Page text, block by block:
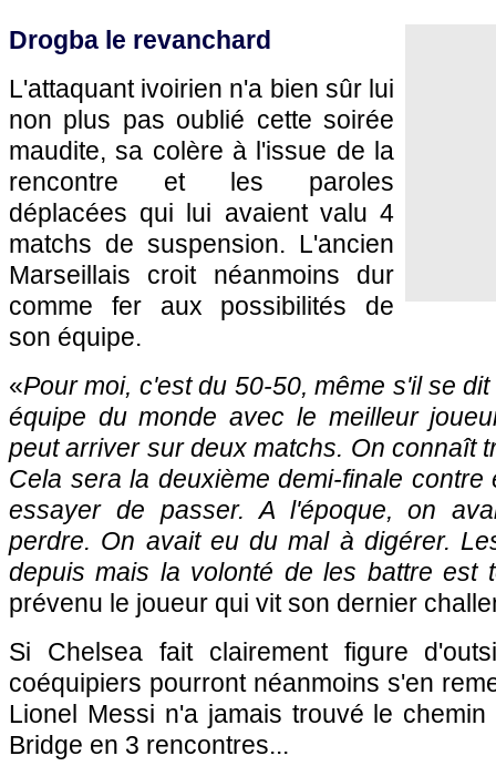
Drogba le revanchard
L'attaquant ivoirien n'a bien sûr lui
non plus pas oublié cette soirée
maudite, sa colère à l'issue de la
rencontre et les paroles
déplacées qui lui avaient valu 4
matchs de suspension. L'ancien
Marseillais croit néanmoins dur
comme fer aux possibilités de
son équipe.
«Pour moi, c'est du 50-50, même s'il se
équipe du monde avec le meilleur
peut arriver sur deux matchs. On connaît
Cela sera la deuxième demi-finale contre
essayer de passer. A l'époque, on
perdre. On avait eu du mal à digérer.
depuis mais la volonté de les battre est
prévenu le joueur qui vit son dernier
Si Chelsea fait clairement figure
coéquipiers pourront néanmoins s'en
Lionel Messi n'a jamais trouvé le
Bridge en 3 rencontres...